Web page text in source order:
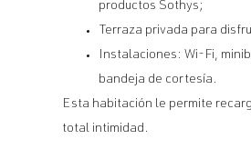
productos Sothys;
Terraza privada para
Instalaciones: Wi-Fi,
bandeja de cortesía.
Esta habitación le permite
total intimidad.